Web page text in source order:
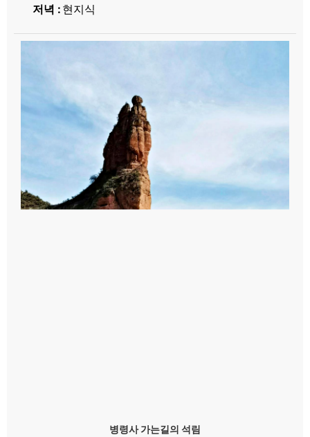
저녁
현지식
병령사 가는길의 석림